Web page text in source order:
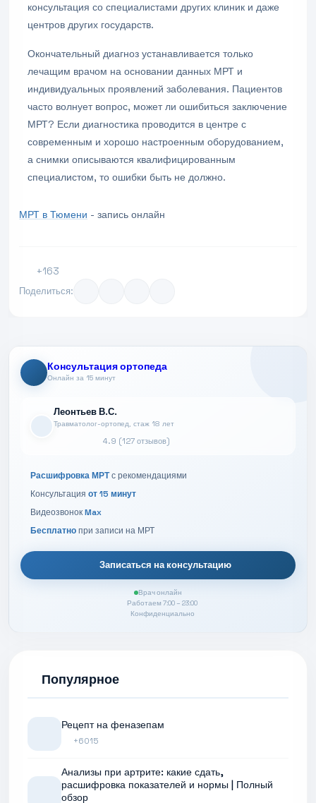
консультация со специалистами других клиник и даже
центров других государств.
Окончательный диагноз устанавливается только
лечащим врачом на основании данных МРТ и
индивидуальных проявлений заболевания. Пациентов
часто волнует вопрос, может ли ошибиться заключение
МРТ? Если диагностика проводится в центре с
современным и хорошо настроенным оборудованием,
а снимки описываются квалифицированным
специалистом, то ошибки быть не должно.
МРТ в Тюмени - запись онлайн
+163
Поделиться:
Консультация ортопеда
Онлайн за 15 минут
Леонтьев В.С.
Травматолог-ортопед, стаж 18 лет
4.9 (127 отзывов)
Расшифровка МРТс рекомендациями
Консультация от 15 минут
Видеозвонок Max
Бесплатно при записи на МРТ
Записаться на консультацию
Врач онлайн
Работаем 7:00 – 23:00
Конфиденциально
Популярное
Рецепт на феназепам
+6015
Анализы при артрите: какие сдать,
расшифровка показателей и нормы | Полный
обзор